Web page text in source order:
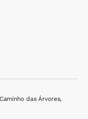
das Árvores,